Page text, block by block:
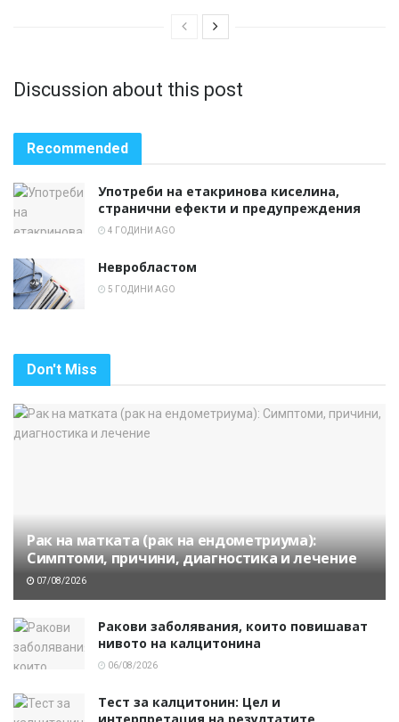
Discussion about this post
Recommended
Употреби на етакринова киселина,
странични ефекти и предупреждения
4 ГОДИНИ AGO
Невробластом
5 ГОДИНИ AGO
Don't Miss
Рак на матката (рак на ендометриума):
Симптоми, причини, диагностика и лечение
07/08/2026
Ракови заболявания, които повишават
нивото на калцитонина
06/08/2026
Тест за калцитонин: Цел и